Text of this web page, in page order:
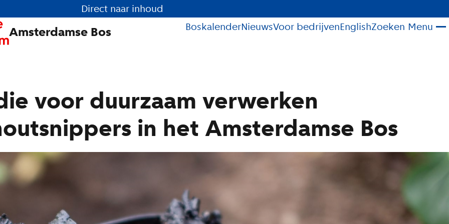
Direct naar inhoud
Amsterdamse Bos BoskalenderNieuwsVoor bedrijvenEnglishZoeken Menu
voor duurzaam verwerken
in het Amsterdamse Bos